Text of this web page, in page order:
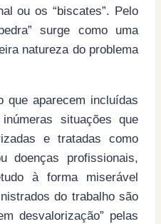
ou os “biscates”. Pelo
surge como uma
natureza do problema
que aparecem incluídas
situações que
e tratadas como
doenças profissionais,
à forma miserável
do trabalho são
desvalorização” pelas